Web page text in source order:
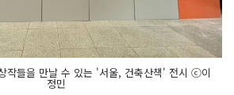
작들을 만날 수 있는 '서울, 건축산책' 전시 ⓒ이
정민